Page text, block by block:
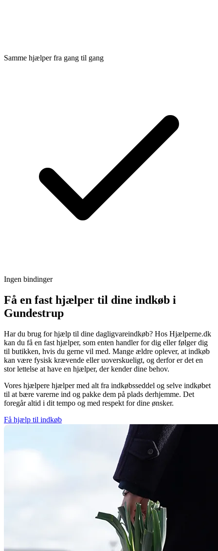
Samme hjælper fra gang til gang
Ingen bindinger
Få en fast hjælper til dine indkøb i
Gundestrup
Har du brug for hjælp til dine dagligvareindkøb? Hos Hjælperne.dk
kan du få en fast hjælper, som enten handler for dig eller følger dig
til butikken, hvis du gerne vil med. Mange ældre oplever, at indkøb
kan være fysisk krævende eller uoverskueligt, og derfor er det en
stor lettelse at have en hjælper, der kender dine behov.
Vores hjælpere hjælper med alt fra indkøbsseddel og selve indkøbet
til at bære varerne ind og pakke dem på plads derhjemme. Det
foregår altid i dit tempo og med respekt for dine ønsker.
Få hjælp til indkøb